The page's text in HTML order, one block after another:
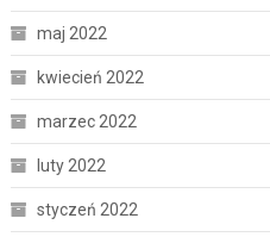
maj 2022
kwiecień 2022
marzec 2022
luty 2022
styczeń 2022